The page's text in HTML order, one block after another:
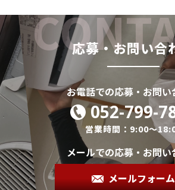
応募・お問い合
お電話での応募・お問い
052-799-
営業時間：9:00～
メールでの応募・お問い
メールフォーム